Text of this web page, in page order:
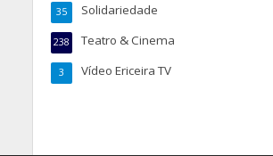
Solidariedade
35
Teatro & Cinema
238
Vídeo Ericeira TV
3